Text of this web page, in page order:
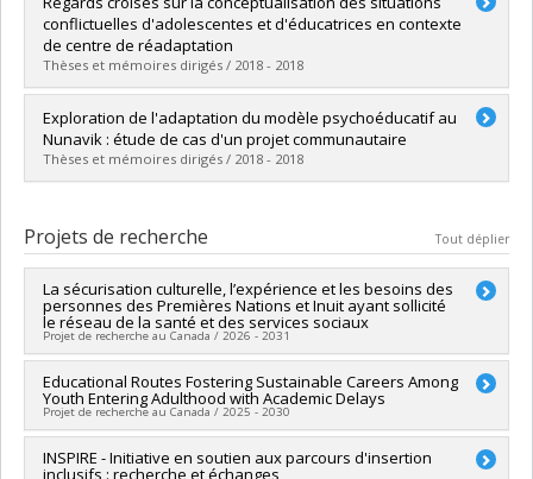
Cycle :Maîtrise
Diplôme obtenu :M. Sc.
Lien vers le document dans Papyrus
conflictuelles d'adolescentes et d'éducatrices en contexte
de centre de réadaptation
Thèses et mémoires dirigés / 2018 - 2018
Diplômé(e) :Parent, Valérie
Cycle :Maîtrise
Diplôme obtenu :M. Sc.
Lien vers le document dans Papyrus
Exploration de l'adaptation du modèle psychoéducatif au
Nunavik : étude de cas d'un projet communautaire
Thèses et mémoires dirigés / 2018 - 2018
Cycle : Maîtrise
Diplôme obtenu :M. Sc.
Lien vers le document dans Papyrus
Projets de recherche Tout déplier
La sécurisation culturelle, l’expérience et les besoins des
personnes des Premières Nations et Inuit ayant sollicité
le réseau de la santé et des services sociaux
Projet de recherche au Canada / 2026 - 2031
Chercheur principal :Karine Millaire
Co-chercheurs :Annie Pullen Sansfaçon,Amélie Blanchet
Garneau
Garneau,Anne-Marie Leclerc,Marie-Claude Tremblay
Educational Routes Fostering Sustainable Careers Among
Youth Entering Adulthood with Academic Delays
Projet de recherche au Canada / 2025 - 2030
Chercheur principal : Véronique Dupéré
INSPIRE - Initiative en soutien aux parcours d'insertion
inclusifs : recherche et échanges